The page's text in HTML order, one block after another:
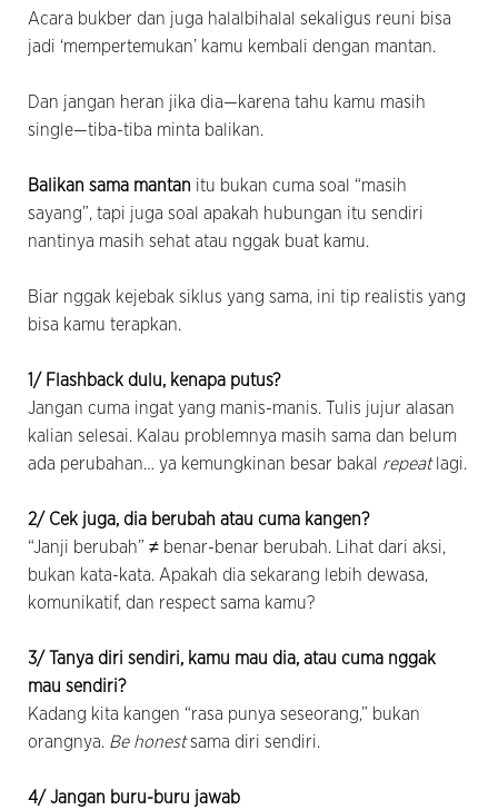
Acara bukber dan juga halalbihalal sekaligus reuni bisa
jadi ‘mempertemukan’ kamu kembali dengan mantan.
Dan jangan heran jika dia—karena tahu kamu masih
single—tiba-tiba minta balikan.
Balikan sama mantan itu bukan cuma soal “masih
sayang”, tapi juga soal apakah hubungan itu sendiri
nantinya masih sehat atau nggak buat kamu.
Biar nggak kejebak siklus yang sama, ini tip realistis yang
bisa kamu terapkan.
1/ Flashback dulu, kenapa putus?
Jangan cuma ingat yang manis-manis. Tulis jujur alasan
kalian selesai. Kalau problemnya masih sama dan belum
ada perubahan… ya kemungkinan besar bakal repeat lagi.
2/ Cek juga, dia berubah atau cuma kangen?
“Janji berubah” ≠ benar-benar berubah. Lihat dari aksi,
bukan kata-kata. Apakah dia sekarang lebih dewasa,
komunikatif, dan respect sama kamu?
3/ Tanya diri sendiri, kamu mau dia, atau cuma nggak
mau sendiri?
Kadang kita kangen “rasa punya seseorang,” bukan
orangnya. Be honestsama diri sendiri.
4/ Jangan buru-buru jawab